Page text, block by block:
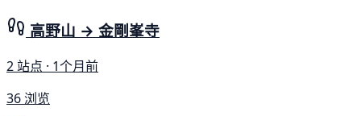
高野山 → 金剛峯寺
2 站点 · 1个月前
36 浏览